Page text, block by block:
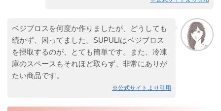
ベジブロスを何度か作りましたが、どうしても
続かず、困ってました。SUPULIはベジブロス
を摂取するのが、とても簡単です。また、冷凍
庫のスペースもそれほど取らず、非常にありが
たい商品です。
※公式サイトより引用